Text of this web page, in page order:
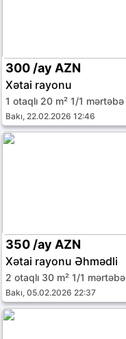
300 /ay AZN
Xətai rayonu
1 otaqlı 20 m² 1/1 mərtəbə
Bakı, 22.02.2026 12:46
350 /ay AZN
Xətai rayonu Əhmədli
2 otaqlı 30 m² 1/1 mərtəbə
Bakı, 05.02.2026 22:37